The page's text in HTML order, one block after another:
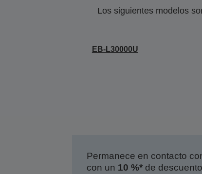
Los siguientes modelos
EB-L30000U
Permanece en contacto
con un 10 %*de